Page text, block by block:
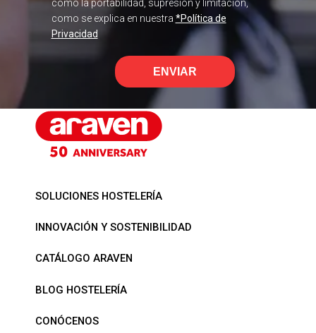
como la portabilidad, supresión y limitación,
como se explica en nuestra *Política de
Privacidad
ENVIAR
SOLUCIONES HOSTELERÍA
INNOVACIÓN Y SOSTENIBILIDAD
CATÁLOGO ARAVEN
BLOG HOSTELERÍA
CONÓCENOS